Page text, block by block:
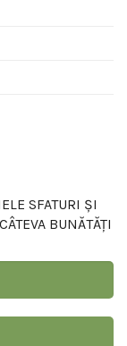
SFATURI ȘI
BUNĂTĂȚI